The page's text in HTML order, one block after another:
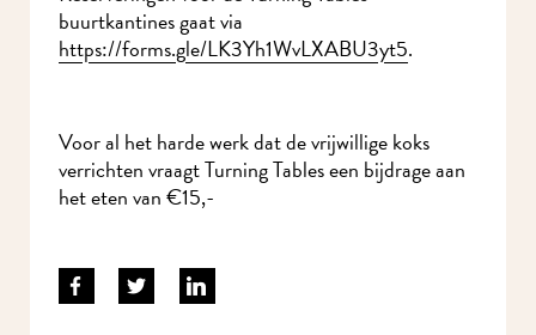
buurtkantines gaat via
https://forms.gle/LK3Yh1WvLXABU3yt5.
Voor al het harde werk dat de vrijwillige koks
verrichten vraagt Turning Tables een bijdrage aan
het eten van €15,-